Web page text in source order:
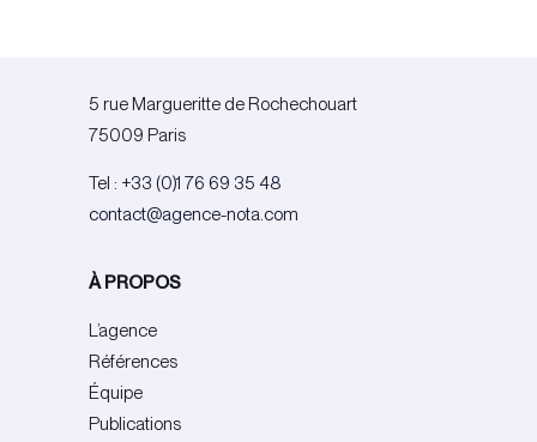
5 rue Margueritte de Rochechouart
75009 Paris
Tel : +33 (0)1 76 69 35 48
contact@agence-nota.com
À PROPOS
L’agence
Références
Équipe
Publications